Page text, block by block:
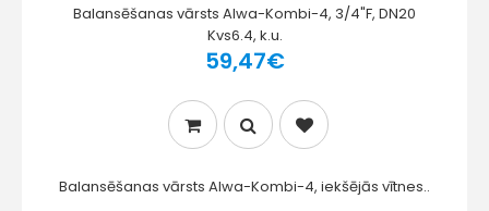
Balansēšanas vārsts Alwa-Kombi-4, 3/4"F, DN20
Kvs6.4, k.u.
59,47€
Balansēšanas vārsts Alwa-Kombi-4, iekšējās vītnes..